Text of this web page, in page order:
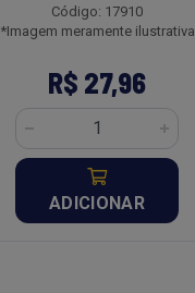
Código: 17910
*Imagem meramente ilustrativa
R$ 27,96
ADICIONAR